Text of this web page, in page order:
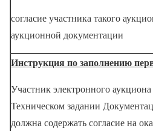
согласие участника такого
аукционной документации
Инструкция по заполнению
Участник электронного
Техническом задании
должна содержать согласие на